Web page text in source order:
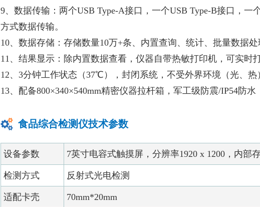
9、数据传输：两个USB Type-A接口，一个USB Type-B接口，
方式数据传输。
10、数据存储：存储数量10万+条、内置查询、统计、批量数据
11、结果显示：除内置数据查看，仪器自带热敏打印机，可实时
12、3分钟工作状态（37℃），封闭系统，不受外界环境（光、热
13、配备800×340×540mm精密仪器拉杆箱，军工级防震/IP54防
食品综合检测仪技术参数
设备参数 7英寸电容式触摸屏，分辨率1920 x 1200，内部
检测方式 反射式光电检测
适配卡壳 70mm*20mm